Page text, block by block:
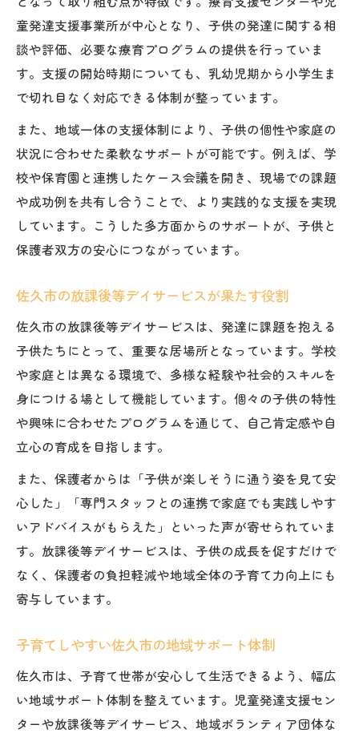
童発達支援事業所が中心となり、子供の発達に関する相
談や評価、必要な療育プログラムの提供を行っていま
す。支援の開始時期についても、乳幼児期から小学生ま
で切れ目なく対応できる体制が整っています。
また、地域一体の支援体制により、子供の個性や家庭の
状況に合わせた柔軟なサポートが可能です。例えば、学
校や保育園と連携したケース会議を開き、現場での課題
や成功例を共有し合うことで、より実践的な支援を実現
しています。こうした多方面からのサポートが、子供と
保護者双方の安心につながっています。
佐久市の放課後等デイサービスが果たす役割
佐久市の放課後等デイサービスは、発達に課題を抱える
子供たちにとって、重要な居場所となっています。学校
や家庭とは異なる環境で、多様な経験や社会的スキルを
身につける場として機能しています。個々の子供の特性
や興味に合わせたプログラムを通じて、自己肯定感や自
立心の育成を目指します。
また、保護者からは「子供が楽しそうに通う姿を見て安
心した」「専門スタッフとの連携で家庭でも実践しやす
いアドバイスがもらえた」といった声が寄せられていま
す。放課後等デイサービスは、子供の成長を促すだけで
なく、保護者の負担軽減や地域全体の子育て力向上にも
寄与しています。
子育てしやすい佐久市の地域サポート体制
佐久市は、子育て世帯が安心して生活できるよう、幅広
い地域サポート体制を整えています。児童発達支援セン
ターや放課後等デイサービス、地域ボランティア団体な